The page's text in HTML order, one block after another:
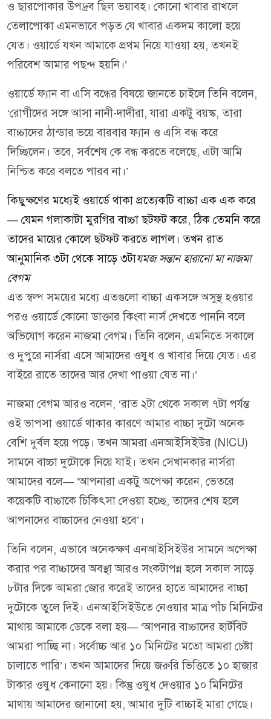
ও ছারপোকার উপদ্রব ছিল ভয়াবহ। কোনো খাবার রাখলে
তেলাপোকা এমনভাবে পড়ত যে খাবার একদম কালো হয়ে
যেত। ওয়ার্ডে যখন আমাকে প্রথম নিয়ে যাওয়া হয়, তখনই
পরিবেশ আমার পছন্দ হয়নি।’
ওয়ার্ডে ফ্যান বা এসি বন্ধের বিষয়ে জানতে চাইলে তিনি বলেন,
‘রোগীদের সঙ্গে আসা নানী-দাদীরা, যারা একটু বয়স্ক, তারা
বাচ্চাদের ঠান্ডার ভয়ে বারবার ফ্যান ও এসি বন্ধ করে
দিচ্ছিলেন। তবে, সর্বশেষ কে বন্ধ করতে বলেছে, এটা আমি
নিশ্চিত করে বলতে পারব না।’
কিছুক্ষণের মধ্যেই ওয়ার্ডে থাকা প্রত্যেকটি বাচ্চা এক এক করে
— যেমন গলাকাটা মুরগির বাচ্চা ছটফট করে, ঠিক তেমনি করে
তাদের মায়ের কোলে ছটফট করতে লাগল। তখন রাত
আনুমানিক ৩টা থেকে সাড়ে ৩টাযমজ সন্তান হারানো মা নাজমা
বেগম
এত স্বল্প সময়ের মধ্যে এতগুলো বাচ্চা একসঙ্গে অসুস্থ হওয়ার
পরও ওয়ার্ডে কোনো ডাক্তার কিংবা নার্স দেখতে পাননি বলে
অভিযোগ করেন নাজমা বেগম। তিনি বলেন, এমনিতে সকালে
ও দুপুরে নার্সরা এসে আমাদের ওষুধ ও খাবার দিয়ে যেত। এর
বাইরে রাতে তাদের আর দেখা পাওয়া যেত না।’
নাজমা বেগম আরও বলেন, ‘রাত ২টা থেকে সকাল ৭টা পর্যন্ত
ওই ভাপসা ওয়ার্ডে থাকার কারণে আমার বাচ্চা দুটো অনেক
বেশি দুর্বল হয়ে পড়ে। তখন আমরা এনআইসিইউর (NICU)
সামনে বাচ্চা দুটোকে নিয়ে যাই। তখন সেখানকার নার্সরা
আমাদের বলে— ‘আপনারা একটু অপেক্ষা করেন, ভেতরে
কয়েকটি বাচ্চাকে চিকিৎসা দেওয়া হচ্ছে, তাদের শেষ হলে
আপনাদের বাচ্চাদের নেওয়া হবে’।
তিনি বলেন, এভাবে অনেকক্ষণ এনআইসিইউর সামনে অপেক্ষা
করার পর বাচ্চাদের অবস্থা আরও সংকটাপন্ন হলে সকাল সাড়ে
৮টার দিকে আমরা জোর করেই তাদের হাতে আমাদের বাচ্চা
দুটোকে তুলে দিই। এনআইসিইউতে নেওয়ার মাত্র পাঁচ মিনিটের
মাথায় আমাকে ডেকে বলা হয়— ‘আপনার বাচ্চাদের হার্টবিট
আমরা পাচ্ছি না। সর্বোচ্চ আর ১০ মিনিটের মতো আমরা চেষ্টা
চালাতে পারি’। তখন আমাদের দিয়ে জরুরি ভিত্তিতে ১০ হাজার
টাকার ওষুধ কেনানো হয়। কিন্তু ওষুধ দেওয়ার ১০ মিনিটের
মাথায় আমাদের জানানো হয়, আমার দুটি বাচ্চাই মারা গেছে।